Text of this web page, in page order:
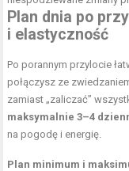
Plan dnia po
i elastyczność
Po porannym przylocie
połączysz ze
zamiast „zaliczać”
maksymalnie 3–4
na pogodę i energię.
Plan minimum i